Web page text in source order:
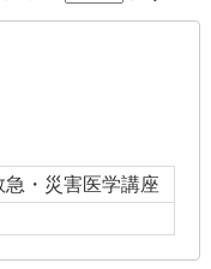
・災害医学講座